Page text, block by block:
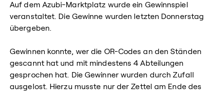
Auf dem Azubi-Marktplatz wurde ein Gewinnspiel
veranstaltet. Die Gewinne wurden letzten Donnerstag
übergeben.
Gewinnen konnte, wer die OR-Codes an den Ständen
gescannt hat und mit mindestens 4 Abteilungen
gesprochen hat. Die Gewinner wurden durch Zufall
ausgelost. Hierzu musste nur der Zettel am Ende des